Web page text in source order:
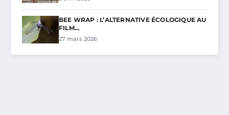
BEE WRAP : L’ALTERNATIVE ÉCOLOGIQUE AU
FILM…
27 mars 2026